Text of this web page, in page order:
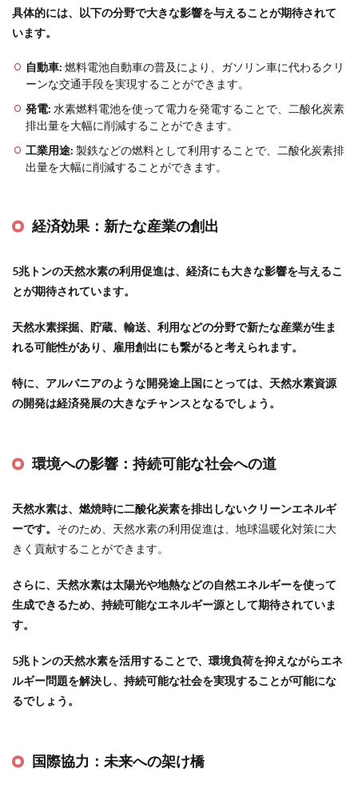
具体的には、以下の分野で大きな影響を与えることが期待されて
います。
自動車: 燃料電池自動車の普及により、ガソリン車に代わるクリ
ーンな交通手段を実現することができます。
発電: 水素燃料電池を使って電力を発電することで、二酸化炭素
排出量を大幅に削減することができます。
工業用途: 製鉄などの燃料として利用することで、二酸化炭素排
出量を大幅に削減することができます。
経済効果：新たな産業の創出
5兆トンの天然水素の利用促進は、経済にも大きな影響を与えるこ
とが期待されています。
天然水素採掘、貯蔵、輸送、利用などの分野で新たな産業が生ま
れる可能性があり、雇用創出にも繋がると考えられます。
特に、アルバニアのような開発途上国にとっては、天然水素資源
の開発は経済発展の大きなチャンスとなるでしょう。
環境への影響：持続可能な社会への道
天然水素は、燃焼時に二酸化炭素を排出しないクリーンエネルギ
ーです。 そのため、天然水素の利用促進は、地球温暖化対策に大
きく貢献することができます。
さらに、天然水素は太陽光や地熱などの自然エネルギーを使って
生成できるため、持続可能なエネルギー源として期待されていま
す。
5兆トンの天然水素を活用することで、環境負荷を抑えながらエネ
ルギー問題を解決し、持続可能な社会を実現することが可能にな
るでしょう。
国際協力：未来への架け橋